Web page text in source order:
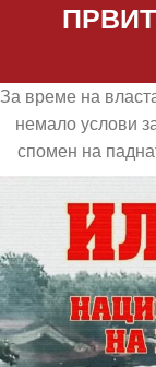
За време на
немало услови
спомен на